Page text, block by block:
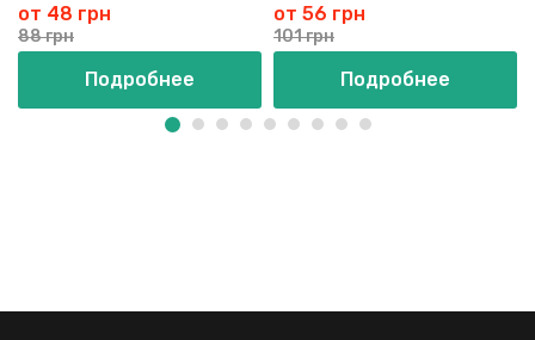
от 48 грн
88 грн
Подробнее
от 56 грн
101 грн
Подробнее